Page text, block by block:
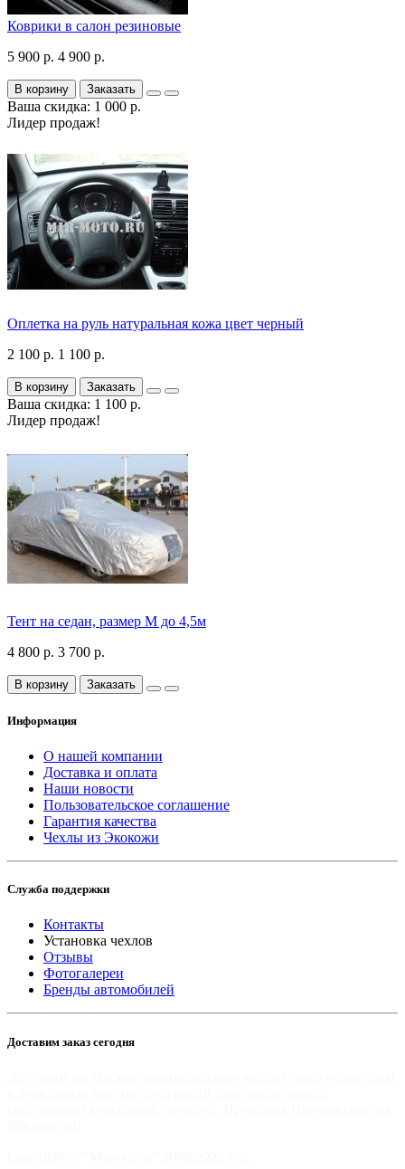
Коврики в салон резиновые
5 900 р. 4 900 р.
В корзину Заказать
Ваша скидка: 1 000 р.
Лидер продаж!
Оплетка на руль натуральная кожа цвет черный
2 100 р. 1 100 р.
В корзину Заказать
Ваша скидка: 1 100 р.
Лидер продаж!
Тент на седан, размер М до 4,5м
4 800 р. 3 700 р.
В корзину Заказать
Информация
О нашей компании
Доставка и оплата
Наши новости
Пользовательское соглашение
Гарантия качества
Чехлы из Экокожи
Служба поддержки
Контакты
Установка чехлов
Отзывы
Фотогалереи
Бренды автомобилей
Доставим заказ сегодня